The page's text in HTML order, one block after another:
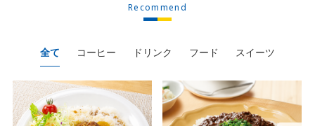
Recommend
全て コーヒー ドリンク フード スイーツ